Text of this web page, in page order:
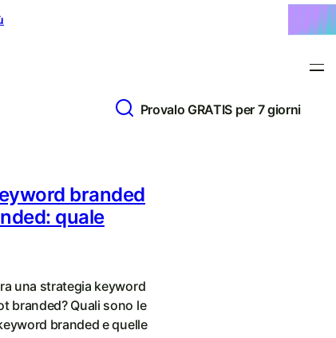
Provalo GRATIS per 7 giorni
branded
quale
una strategia keyword
branded? Quali sono le
branded e quelle